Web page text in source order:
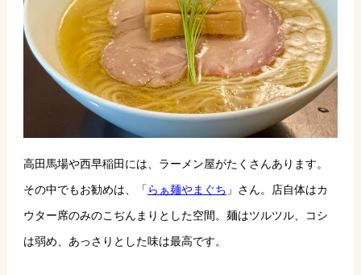
高田馬場や西早稲田には、ラーメン屋がたくさんあります。
その中でもお勧めは、「らぁ麺やまぐち 」さん。店自体はカ
ウター席のみのこぢんまりとした空間。麺はツルツル、コシ
は弱め、あっさりとした味は最高です。